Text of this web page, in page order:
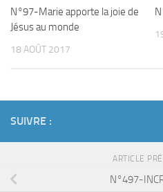
N°97-Marie apporte la joie de
Jésus au monde
18 AOÛT 2017
SUIVRE :
ARTICLE
N°497-